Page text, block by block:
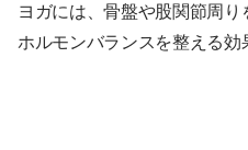
ヨガには、骨盤や股関節周り
ホルモンバランスを整える効